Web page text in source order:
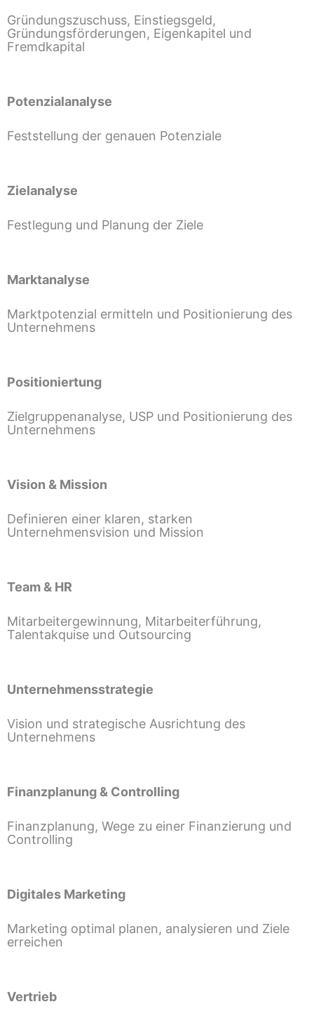
Gründungszuschuss, Einstiegsgeld,
Gründungsförderungen, Eigenkapitel und
Fremdkapital
Potenzialanalyse
Feststellung der genauen Potenziale
Zielanalyse
Festlegung und Planung der Ziele
Marktanalyse
Marktpotenzial ermitteln und Positionierung des
Unternehmens
Positioniertung
Zielgruppenanalyse, USP und Positionierung des
Unternehmens
Vision & Mission
Definieren einer klaren, starken
Unternehmensvision und Mission
Team & HR
Mitarbeitergewinnung, Mitarbeiterführung,
Talentakquise und Outsourcing
Unternehmensstrategie
Vision und strategische Ausrichtung des
Unternehmens
Finanzplanung & Controlling
Finanzplanung, Wege zu einer Finanzierung und
Controlling
Digitales Marketing
Marketing optimal planen, analysieren und Ziele
erreichen
Vertrieb